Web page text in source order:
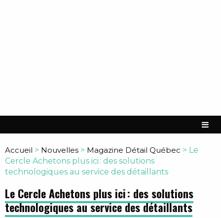
Accueil > Nouvelles > Magazine Détail Québec > Le
Cercle Achetons plus ici : des solutions
technologiques au service des détaillants
Le Cercle Achetons plus ici : des solutions
technologiques au service des détaillants